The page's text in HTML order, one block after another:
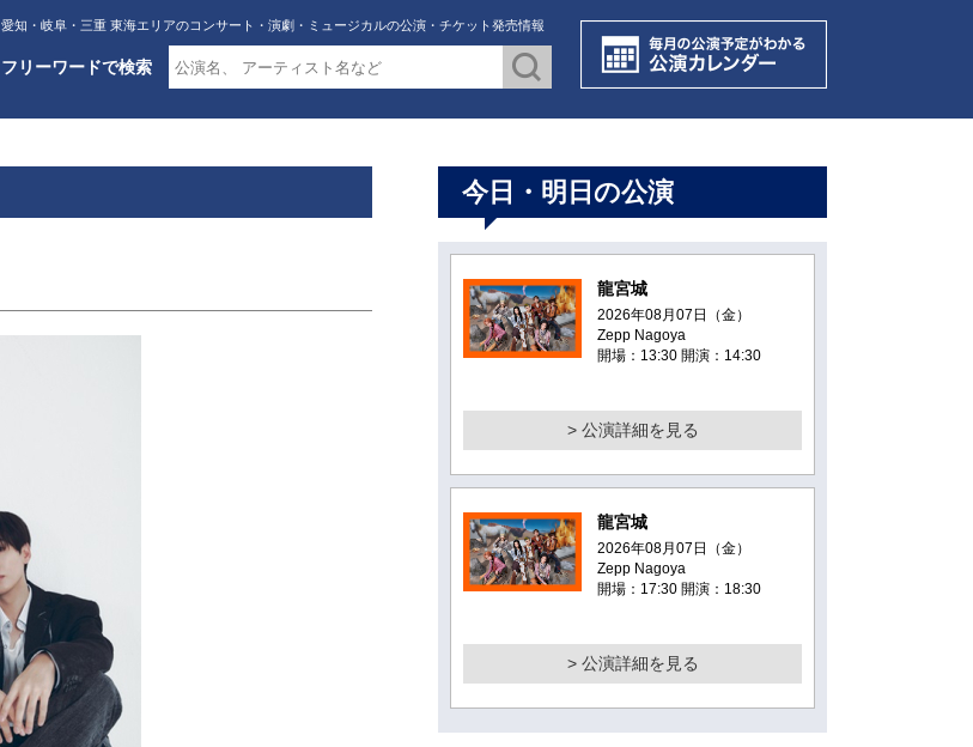
愛知・岐阜・三重 東海エリアのコンサート・演劇・ミュージカルの公演・チケット発売情報
フリーワードで検索
今日・明日の公演
龍宮城
2026年08月07日（金）
Zepp Nagoya
開場：13:30 開演：14:30
> 公演詳細を見る
龍宮城
2026年08月07日（金）
Zepp Nagoya
開場：17:30 開演：18:30
> 公演詳細を見る